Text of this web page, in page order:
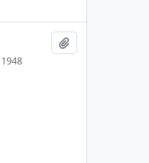
1948